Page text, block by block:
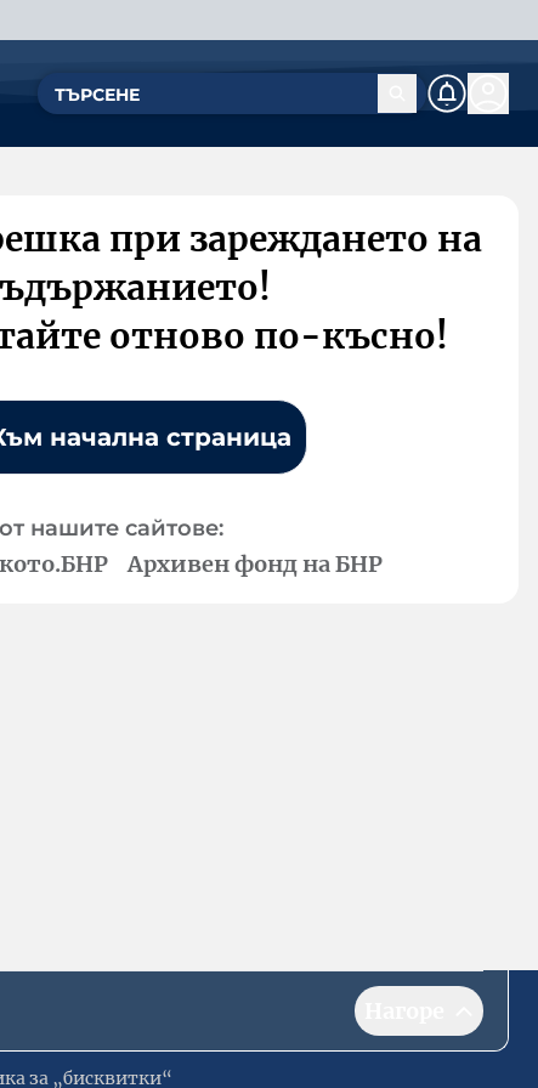
при зареждането на
отново по-късно!
начална страница
нашите сайтове:
Архивен фонд на БНР
за „бисквитки“